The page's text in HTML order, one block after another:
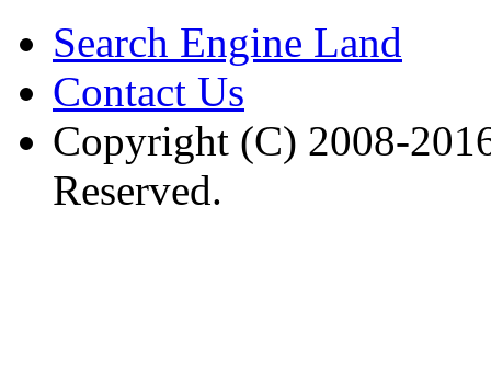
Search Engine Land
Contact Us
Copyright (C) 2008-
Reserved.